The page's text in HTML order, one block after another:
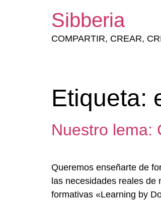
Sibberia
COMPARTIR, CREAR,
Etiqueta:
Nuestro lema:
Queremos enseñarte de
las necesidades reales
formativas «Learning by